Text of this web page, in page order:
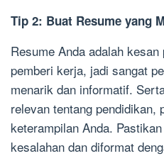
Tip 2: Buat Resume yang
Resume Anda adalah
pemberi kerja, jadi sangat
menarik dan informatif.
relevan tentang pendidikan,
keterampilan Anda.
kesalahan dan diformat